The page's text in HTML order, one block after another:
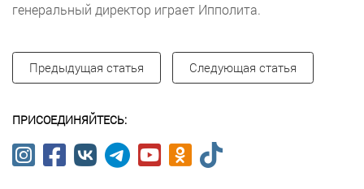
генеральный директор играет Ипполита.
Предыдущая статья Следующая статья
ПРИСОЕДИНЯЙТЕСЬ: